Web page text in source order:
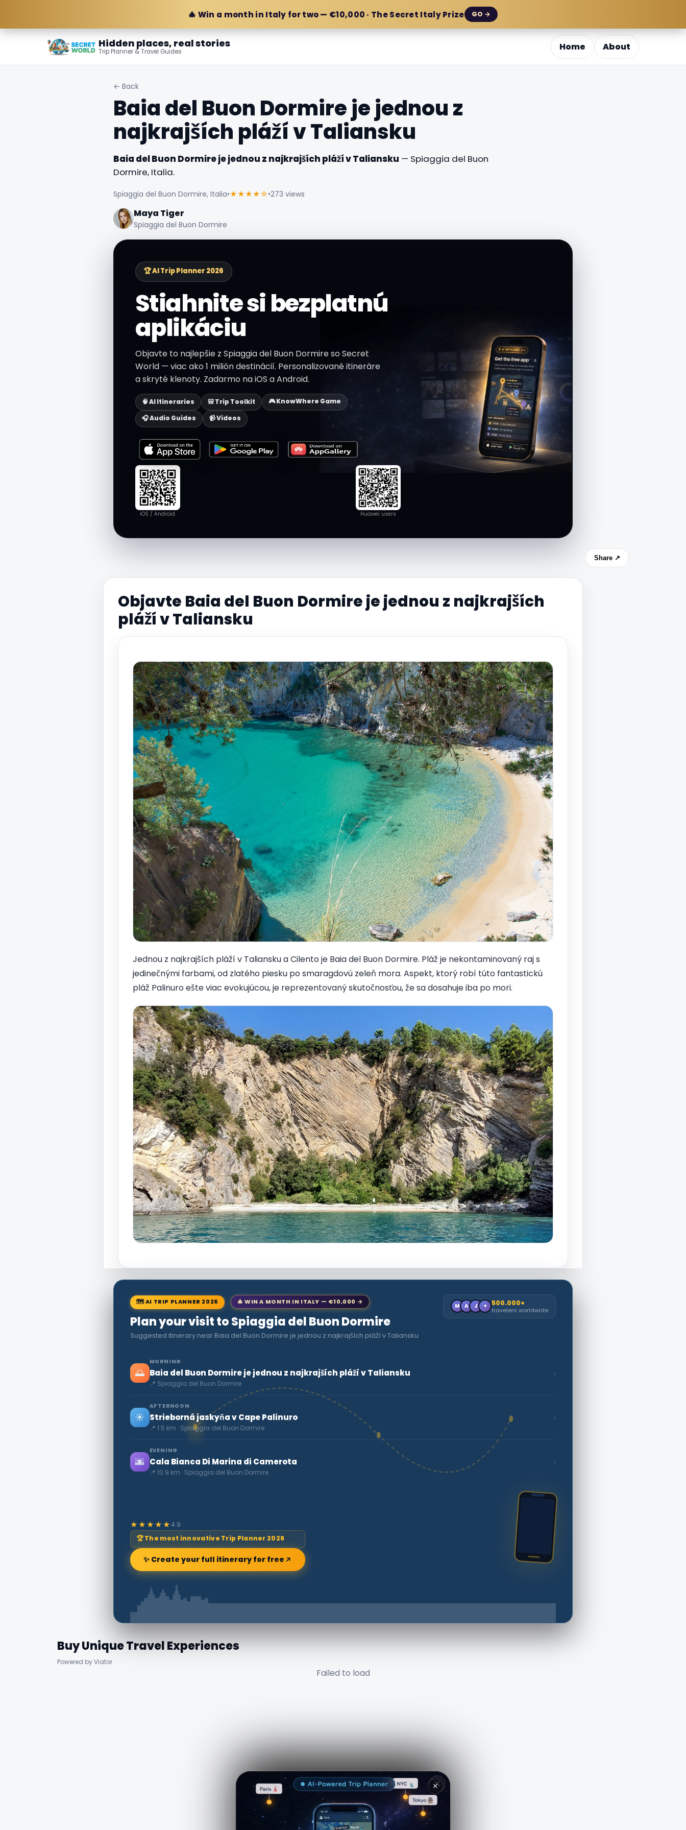
🎄 Win a month in Italy for two — €10,000 · The Secret Italy Prize GO →
Hidden places, real stories
Trip Planner & Travel Guides Home About
← Back
Baia del Buon Dormire je jednou z
najkrajších pláží v Taliansku
Baia del Buon Dormire je jednou z najkrajších pláží v Taliansku — Spiaggia del Buon
Dormire, Italia.
Spiaggia del Buon Dormire, Italia•★★★★☆•273 views
Maya Tiger
Spiaggia del Buon Dormire
🏆 AI Trip Planner 2026
Stiahnite si bezplatnú
aplikáciu
Objavte to najlepšie z Spiaggia del Buon Dormire so Secret
World — viac ako 1 milión destinácií. Personalizované itineráre
a skryté klenoty. Zadarmo na iOS a Android.
🧠 AI Itineraries 🎒 Trip Toolkit
🎮 KnowWhere Game
🎧 Audio Guides
📹 Videos
iOS / Android Huawei users
Share ↗
Objavte Baia del Buon Dormire je jednou z najkrajších
pláží v Taliansku
Jednou z najkrajších pláží v Taliansku a Cilento je Baia del Buon Dormire. Pláž je nekontaminovaný raj s
jedinečnými farbami, od zlatého piesku po smaragdovú zeleň mora. Aspekt, ktorý robí túto fantastickú
pláž Palinuro ešte viac evokujúcou, je reprezentovaný skutočnosťou, že sa dosahuje iba po mori.
🗺 AI TRIP PLANNER 2026 🎄 WIN A MONTH IN ITALY — €10,000 →
Plan your visit to Spiaggia del Buon Dormire
Suggested itinerary near Baia del Buon Dormire je jednou z najkrajších pláží v Taliansku
M A J + 500.000+
travelers worldwide
🌅
MORNING
Baia del Buon Dormire je jednou z najkrajších pláží v Taliansku
📍 Spiaggia del Buon Dormire
›
☀️
AFTERNOON
Strieborná jaskyňa v Cape Palinuro
📍 1.5 km · Spiaggia del Buon Dormire
›
🌆
EVENING
Cala Bianca Di Marina di Camerota
📍 10.9 km · Spiaggia del Buon Dormire
›
★★★★★4.9
🏆 The most innovative Trip Planner 2026
✨ Create your full itinerary for free
Buy Unique Travel Experiences
Powered by Viator
Failed to load
✕